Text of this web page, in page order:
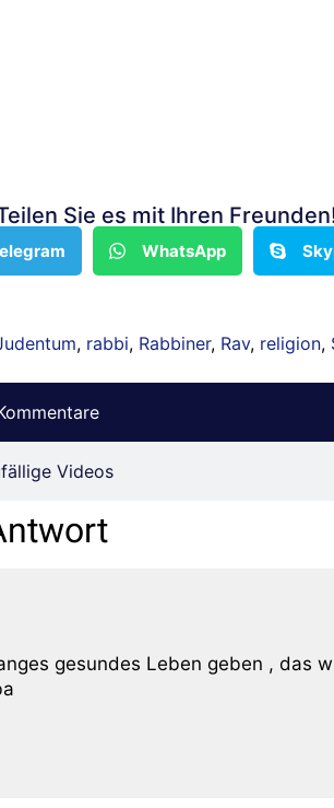
Sie es mit Ihren
WhatsApp
, rabbi, Rabbiner, Rav, religion,
Videos
gesundes Leben geben , das